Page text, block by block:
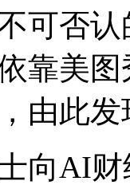
可否
靠美
由此
向AI